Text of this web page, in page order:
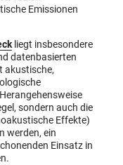
Emissionen
liegt insbesondere
datenbasierten
akustische,
sondern auch die
Effekte)
werden, ein
Einsatz in